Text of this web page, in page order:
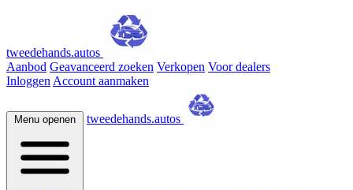
tweedehands.autos
Aanbod Geavanceerd zoeken Verkopen Voor dealers
Inloggen Account aanmaken
Menu openen tweedehands.autos